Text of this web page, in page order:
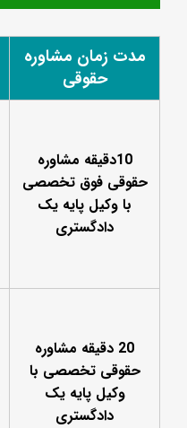
مدت زمان مشاوره
حقوقی
10دقیقه مشاوره
حقوقی فوق تخصصی
با وکیل پایه یک
دادگستری
20 دقیقه مشاوره
حقوقی تخصصی با
وکیل پایه یک
دادگستری